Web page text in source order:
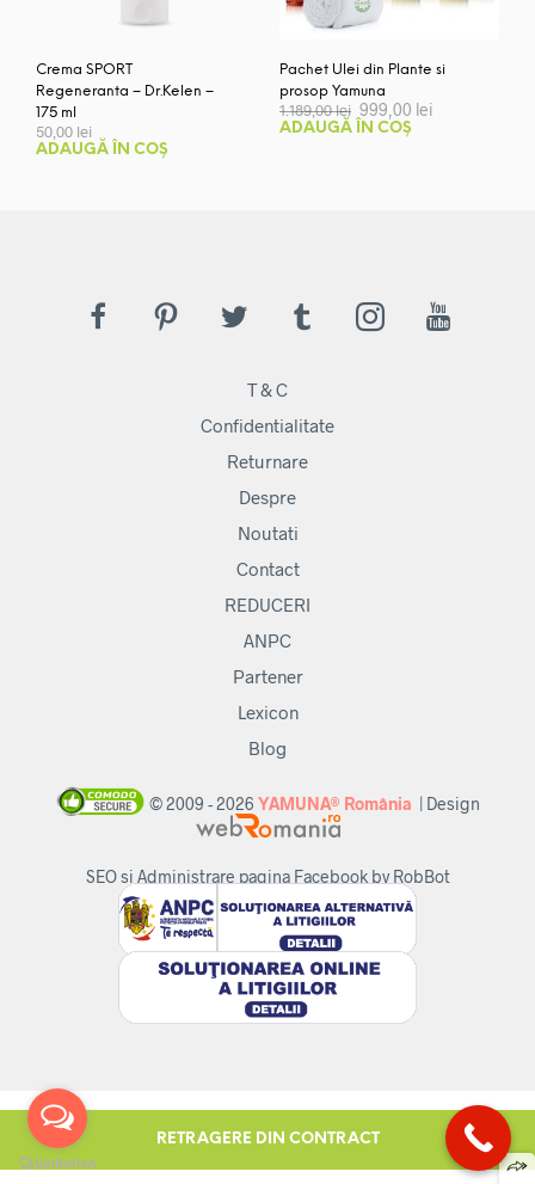
Crema SPORT
Regeneranta – Dr.Kelen –
175 ml
50,00 lei
ADAUGĂ ÎN COȘ
Pachet Ulei din Plante si
prosop Yamuna
1.189,00lei Prețul
inițial
999,00 lei
ADAUGĂ ÎN COȘ
T & C
Confidentialitate
Returnare
Despre
Noutati
Contact
REDUCERI
ANPC
Partener
Lexicon
Blog
© 2009 - 2026 YAMUNA® România | Design
SEO si Administrare pagina Facebook by RobBot
RETRAGERE DIN CONTRACT